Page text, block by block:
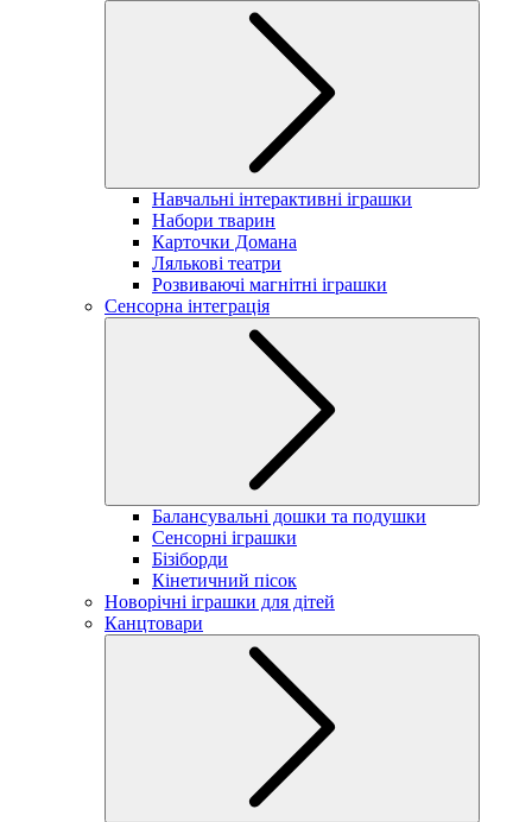
Навчальні інтерактивні іграшки
Набори тварин
Карточки Домана
Лялькові театри
Розвиваючі магнітні іграшки
Сенсорна інтеграція
Балансувальні дошки та подушки
Сенсорні іграшки
Бізіборди
Кінетичний пісок
Новорічні іграшки для дітей
Канцтовари